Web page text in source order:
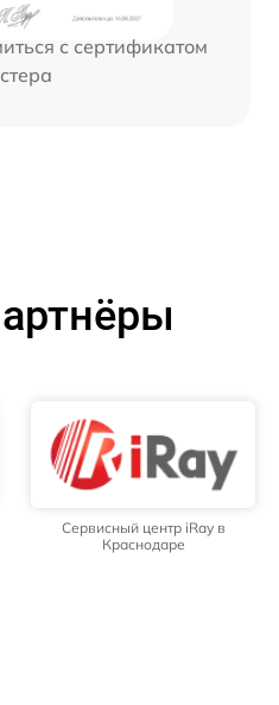
с сертификатом
Сервисный центр iRay в
Краснодаре